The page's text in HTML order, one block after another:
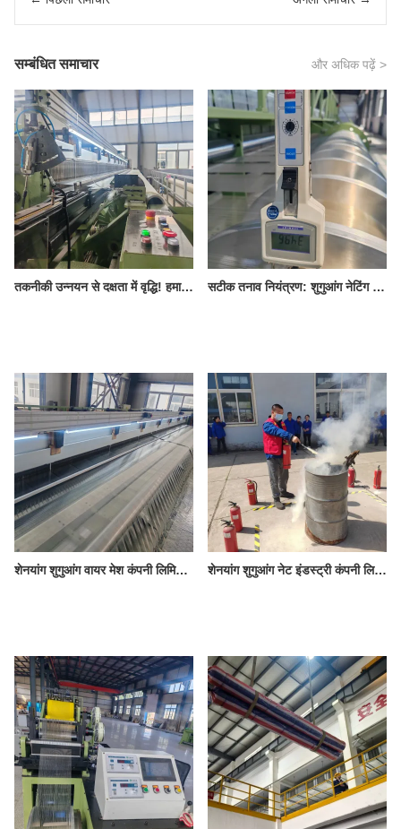
सम्बंधित समाचार और अधिक पढ़ें >
तकनीकी उन्नयन से दक्षता में वृद्धि! हमारी 8.5 मीटर लंबी करघा मशीन पीपीएस मेश की गुणवत्ता और उत्पादन में सुधार लाती है। सटीक तनाव नियंत्रण: शुगुआंग नेटिंग के पीपीएस मेश की गुणवत्ता की मुख्य गारंटी
शेनयांग शुगुआंग वायर मेश कंपनी लिमिटेड में नई बुनाई मशीन चालू की गई - उच्च क्षमता और बेहतर गुणवत्ता शेनयांग शुगुआंग नेट इंडस्ट्री कंपनी लिमिटेड द्वारा प्रतिवर्ष अग्नि सुरक्षा अभ्यास का आयोजन किया जाता है।